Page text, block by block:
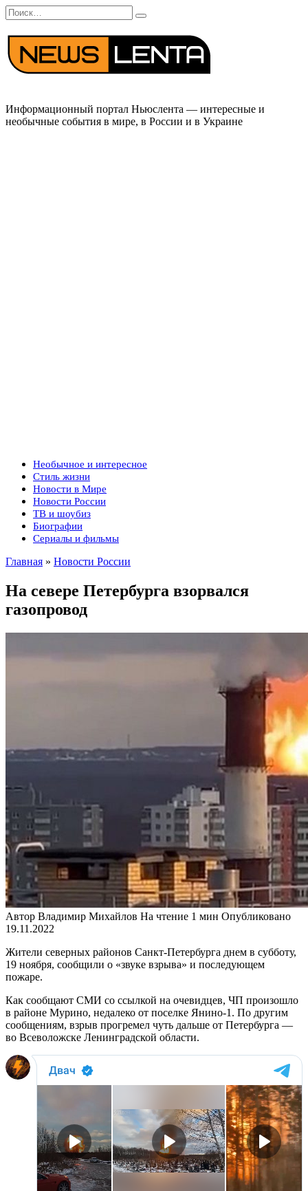
Перейти
к
содержанию
Search
for:
Информационный портал Ньюслента — интересные и
необычные события в мире, в России и в Украине
Необычное и интересное
Стиль жизни
Новости в Мире
Новости России
ТВ и шоубиз
Биографии
Сериалы и фильмы
Главная » Новости России
На севере Петербурга взорвался
газопровод
Автор Владимир Михайлов На чтение 1 мин Опубликовано
19.11.2022
Жители северных районов Санкт-Петербурга днем в субботу,
19 ноября, сообщили о «звуке взрыва» и последующем
пожаре.
Как сообщают СМИ со ссылкой на очевидцев, ЧП произошло
в районе Мурино, недалеко от поселке Янино-1. По другим
сообщениям, взрыв прогремел чуть дальше от Петербурга —
во Всеволожске Ленинградской области.